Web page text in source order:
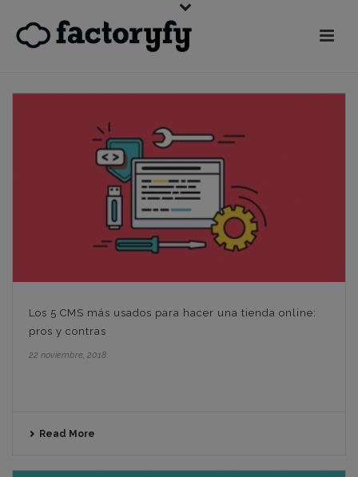
Los 5 CMS más usados para hacer una tienda online:
pros y contras
22 noviembre, 2018
Read More